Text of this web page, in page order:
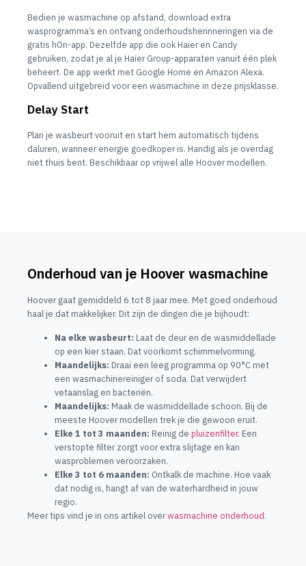
Bedien je wasmachine op afstand, download extra
wasprogramma’s en ontvang onderhoudsherinneringen via de
gratis hOn-app. Dezelfde app die ook Haier en Candy
gebruiken, zodat je al je Haier Group-apparaten vanuit één plek
beheert. De app werkt met Google Home en Amazon Alexa.
Opvallend uitgebreid voor een wasmachine in deze prijsklasse.
Delay Start
Plan je wasbeurt vooruit en start hem automatisch tijdens
daluren, wanneer energie goedkoper is. Handig als je overdag
niet thuis bent. Beschikbaar op vrijwel alle Hoover modellen.
Onderhoud van je Hoover wasmachine
Hoover gaat gemiddeld 6 tot 8 jaar mee. Met goed onderhoud
haal je dat makkelijker. Dit zijn de dingen die je bijhoudt:
Na elke wasbeurt: Laat de deur en de wasmiddellade
op een kier staan. Dat voorkomt schimmelvorming.
Maandelijks: Draai een leeg programma op 90°C met
een wasmachinereiniger of soda. Dat verwijdert
vetaanslag en bacteriën.
Maandelijks: Maak de wasmiddellade schoon. Bij de
meeste Hoover modellen trek je die gewoon eruit.
Elke 1 tot 3 maanden: Reinig de pluizenfilter. Een
verstopte filter zorgt voor extra slijtage en kan
wasproblemen veroorzaken.
Elke 3 tot 6 maanden: Ontkalk de machine. Hoe vaak
dat nodig is, hangt af van de waterhardheid in jouw
regio.
Meer tips vind je in ons artikel overwasmachine onderhoud.